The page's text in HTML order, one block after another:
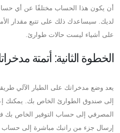
أن يكون هذا الحساب مختلفًا عن أي
لديك. سيساعدك ذلك على تتبع مقدار
على أشياء ليست حالات طوارئ.
الخطوة الثانية: أتمتة
يعد وضع مدخراتك على الطيار الآلي
إلى صندوق الطوارئ الخاص بك. يمكنك
المصرفي إلى حساب التوفير الخاص بك
إرسال جزء من راتبك مباشرة إلى حساب